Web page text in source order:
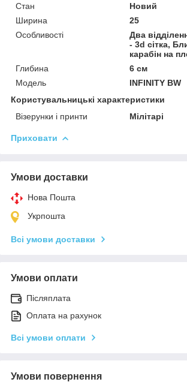
Стан
Новий
Ширина
25
Особливості
Два
- 3d сітка,
карабін на
Глибина
6 см
Модель
INFINITY BW
Користувальницькі характеристики
Візерунки і принти
Мілітарі
Приховати
Умови доставки
Нова Пошта
Укрпошта
Всі умови доставки
Умови оплати
Післяплата
Оплата на рахунок
Всі умови оплати
Умови повернення